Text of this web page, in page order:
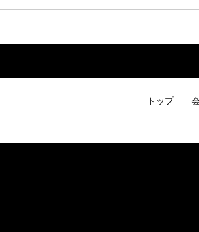
トップ